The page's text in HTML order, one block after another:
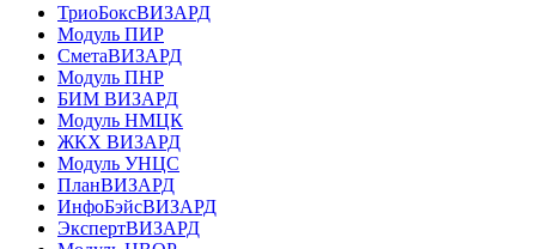
ТриоБоксВИЗАРД
Модуль ПИР
СметаВИЗАРД
Модуль ПНР
БИМ ВИЗАРД
Модуль НМЦК
ЖКХ ВИЗАРД
Модуль УНЦС
ПланВИЗАРД
ИнфоБэйсВИЗАРД
ЭкспертВИЗАРД